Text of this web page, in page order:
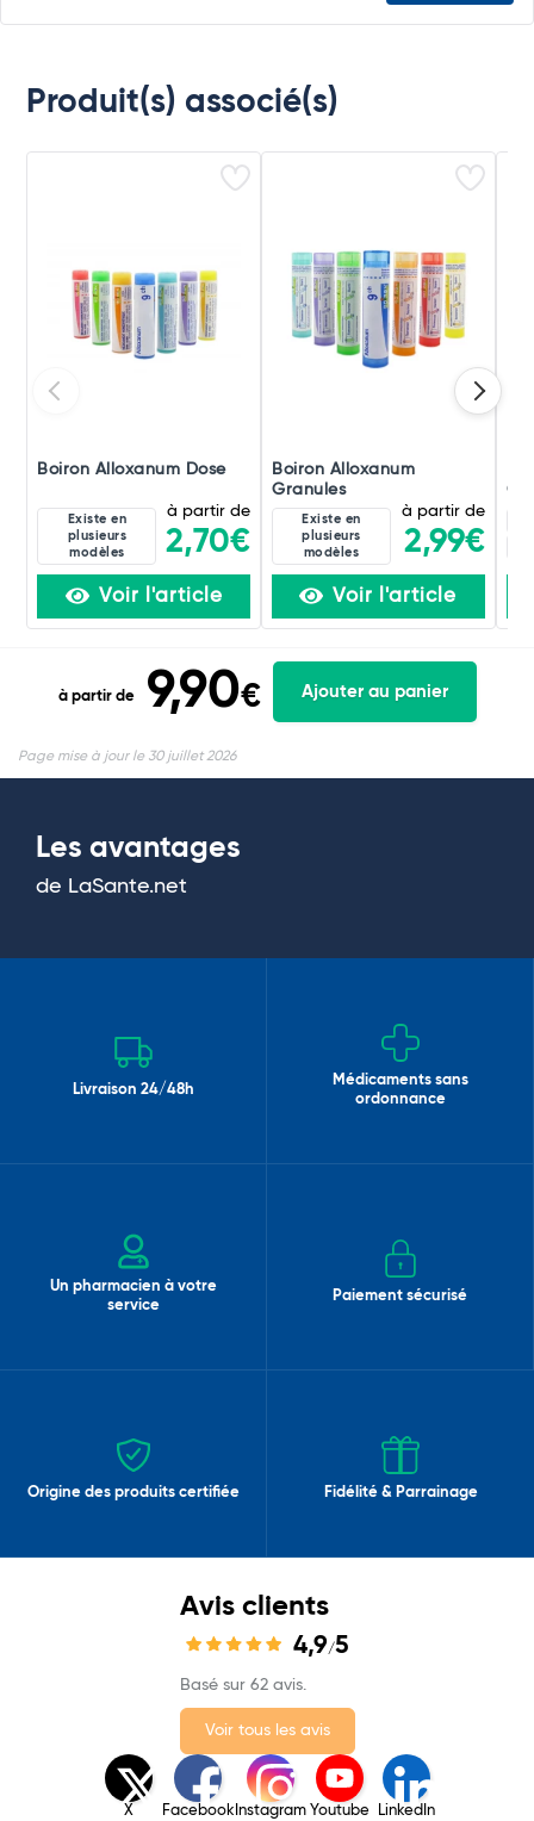
Produit(s) associé(s)
Boiron Alloxanum Dose
Existe en
plusieurs
modèles
à partir de
2,70€
Voir l'article
Boiron Alloxanum
Granules
Existe en
plusieurs
modèles
à partir de
2,99€
Voir l'article
à partir de 9,90€ Ajouter au panier
Page mise à jour le 30 juillet 2026
Les avantages
de LaSante.net
Livraison 24/48h
Médicaments sans
ordonnance
Un pharmacien à votre
service
Paiement sécurisé
Origine des produits certifiée Fidélité & Parrainage
Avis clients
4,9/5
Basé sur 62 avis.
Voir tous les avis
X Facebook Instagram Youtube LinkedIn